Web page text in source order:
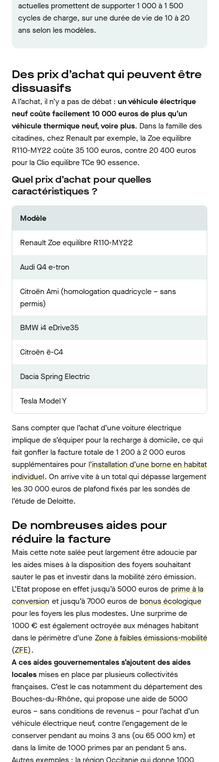
actuelles promettent de supporter 1 000 à 1 500
cycles de charge, sur une durée de vie de 10 à 20
ans selon les modèles.
Des prix d’achat qui peuvent être
dissuasifs
A l’achat, il n’y a pas de débat : un véhicule électrique
neuf coûte facilement 10 000 euros de plus qu’un
véhicule thermique neuf, voire plus. Dans la famille des
citadines, chez Renault par exemple, la Zoe equilibre
R110-MY22 coûte 35 100 euros, contre 20 400 euros
pour la Clio equilibre TCe 90 essence.
Quel prix d’achat pour quelles
caractéristiques ?
Modèle
Renault Zoe equilibre R110-MY22
Audi Q4 e-tron
Citroën Ami (homologation quadricycle – sans
permis)
BMW i4 eDrive35
Citroën ë-C4
Dacia Spring Electric
Tesla Model Y
Sans compter que l’achat d’une voiture électrique
implique de s’équiper pour la recharge à domicile, ce qui
fait gonfler la facture totale de 1 200 à 2 000 euros
supplémentaires pour l’installation d’une borne en habitat
individuel. On arrive vite à un total qui dépasse largement
les 30 000 euros de plafond fixés par les sondés de
l’étude de Deloitte.
De nombreuses aides pour
réduire la facture
Mais cette note salée peut largement être adoucie par
les aides mises à la disposition des foyers souhaitant
sauter le pas et investir dans la mobilité zéro émission.
L’Etat propose en effet jusqu’à 5000 euros de prime à la
conversion et jusqu’à 7000 euros de bonus écologique
pour les foyers les plus modestes. Une surprime de
1000 € est également octroyée aux ménages habitant
dans le périmètre d’une Zone à faibles émissions-mobilité
(ZFE).
A ces aides gouvernementales s’ajoutent des aides
locales mises en place par plusieurs collectivités
françaises. C’est le cas notamment du département des
Bouches-du-Rhône, qui propose une aide de 5000
euros – sans conditions de revenus – pour l’achat d’un
véhicule électrique neuf, contre l’engagement de le
conserver pendant au moins 3 ans (ou 65 000 km) et
dans la limite de 1000 primes par an pendant 5 ans.
Autres exemples : la région Occitanie qui donne 1000